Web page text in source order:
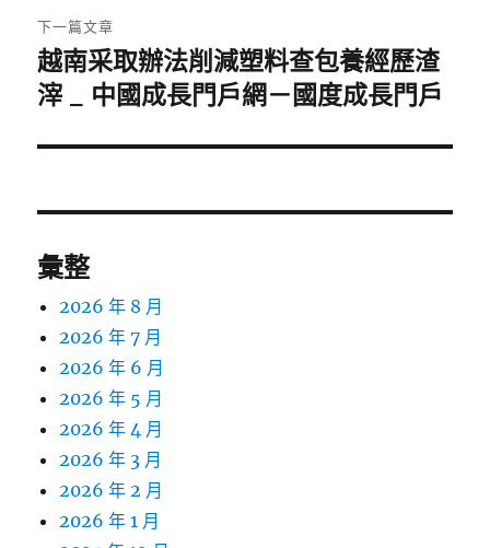
章:
下一篇文章
下
一
文
越南采取辦法削減塑料查包養經歷渣
滓 _ 中國成長門戶網－國度成長門戶
彙整
2026 年 8 月
2026 年 7 月
2026 年 6 月
2026 年 5 月
2026 年 4 月
2026 年 3 月
2026 年 2 月
2026 年 1 月